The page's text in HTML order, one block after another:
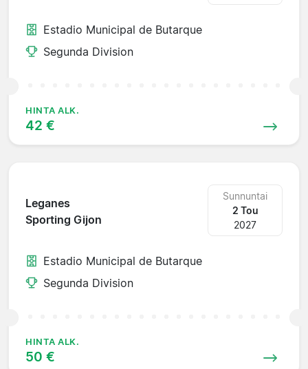
Estadio Municipal de Butarque
Segunda Division
HINTA ALK.
42 €
Leganes
Sporting Gijon
Sunnuntai
2 Tou
2027
Estadio Municipal de Butarque
Segunda Division
HINTA ALK.
50 €